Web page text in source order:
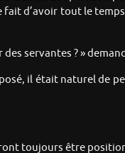
d’avoir tout le
servantes ? »
il était naturel de
toujours être